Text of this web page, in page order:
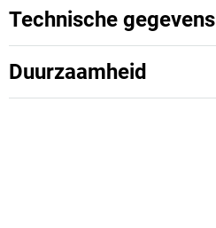
Technische gegevens
Duurzaamheid